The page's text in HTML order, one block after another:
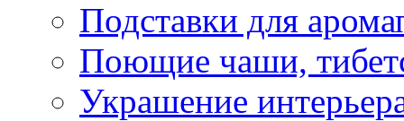
Подставки для
Поющие чаши,
Украшение